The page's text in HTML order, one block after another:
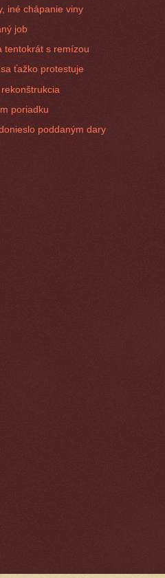
iné chápanie viny
job
tentokrát s remízou
ťažko protestuje
poriadku
poddaným dary